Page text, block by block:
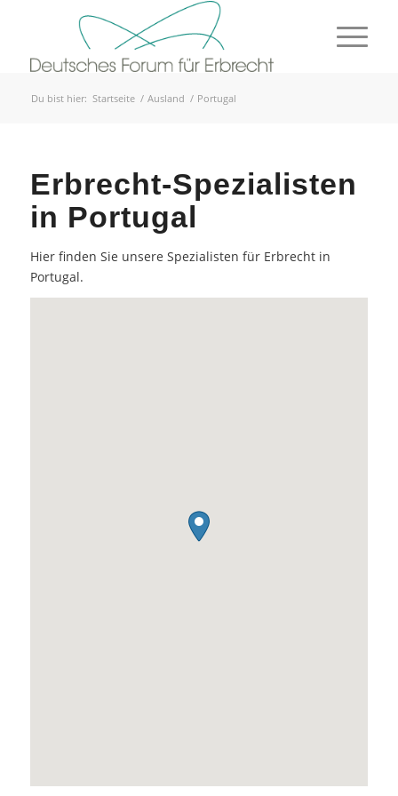
Du bist hier: Startseite / Ausland / Portugal
Erbrecht-Spezialisten
in Portugal
Hier finden Sie unsere Spezialisten für Erbrecht in
Portugal.